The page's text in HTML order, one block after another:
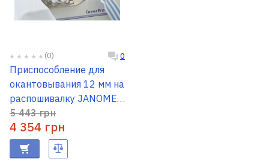
(0) 0
Приспособление для
окантовывания 12 мм на
распошивалку JANOME
795844009
5 443 грн
4 354 грн